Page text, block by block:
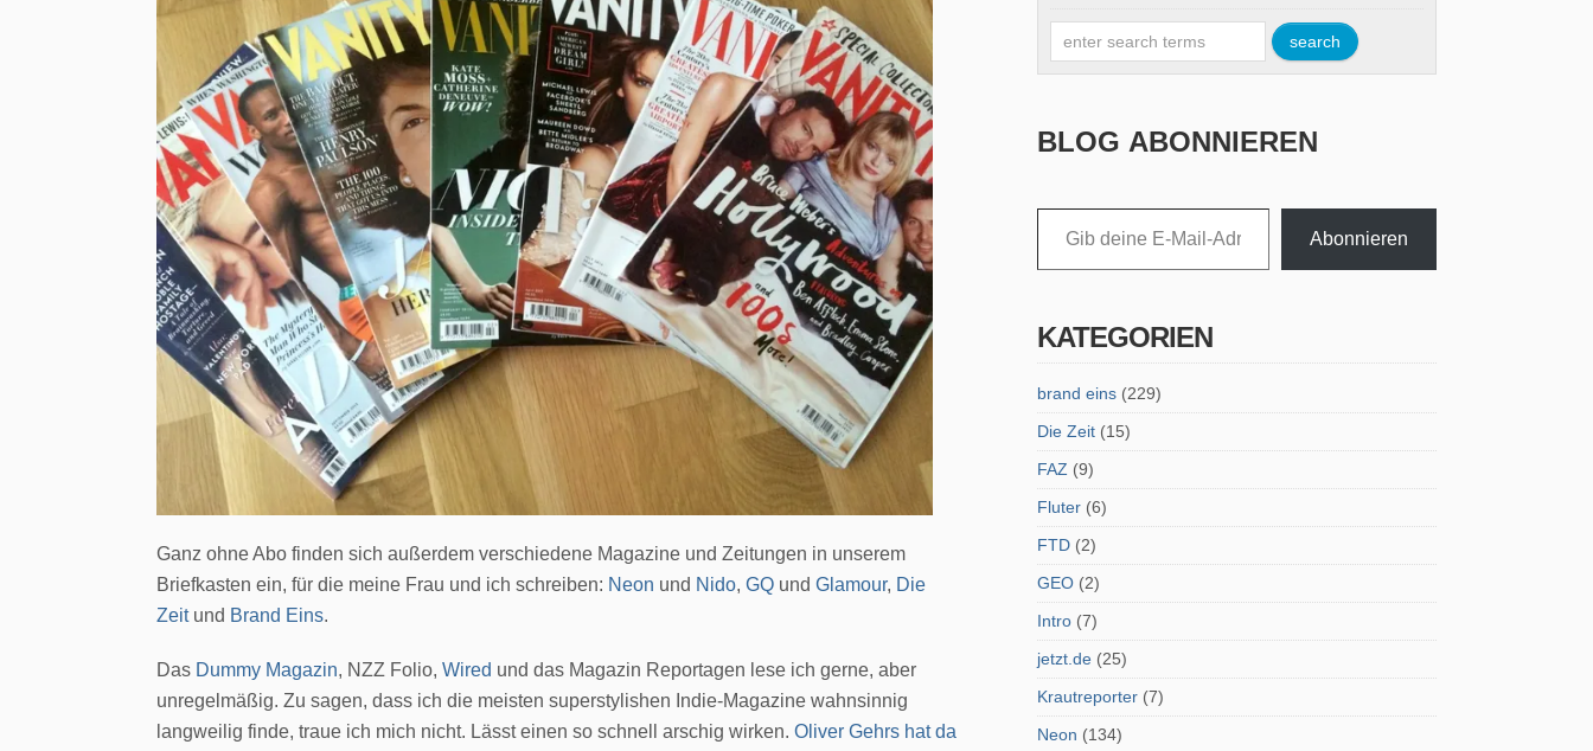
Ganz ohne Abo finden sich außerdem verschiedene Magazine und Zeitungen in unserem
Briefkasten ein, für die meine Frau und ich schreiben: Neon und Nido, GQ und Glamour, Die
Zeitund Brand Eins.
Das Dummy Magazin, NZZ Folio, Wired und das Magazin Reportagen lese ich gerne, aber
unregelmäßig. Zu sagen, dass ich die meisten superstylishen Indie-Magazine wahnsinnig
langweilig finde, traue ich mich nicht. Lässt einen so schnell arschig wirken. Oliver Gehrs hat da
BLOG ABONNIEREN
Gib deine E-Mail-Adresse ein ...
Abonnieren
KATEGORIEN
brand eins(229)
Die Zeit(15)
FAZ (9)
Fluter(6)
FTD(2)
GEO(2)
Intro(7)
jetzt.de(25)
Krautreporter(7)
Neon (134)